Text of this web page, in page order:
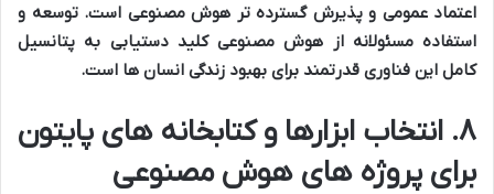
اعتماد عمومی و پذیرش گسترده تر هوش مصنوعی است. توسعه و
استفاده مسئولانه از هوش مصنوعی کلید دستیابی به پتانسیل
کامل این فناوری قدرتمند برای بهبود زندگی انسان ها است.
۸. انتخاب ابزارها و کتابخانه های پایتون
برای پروژه های هوش مصنوعی